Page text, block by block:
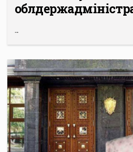
...